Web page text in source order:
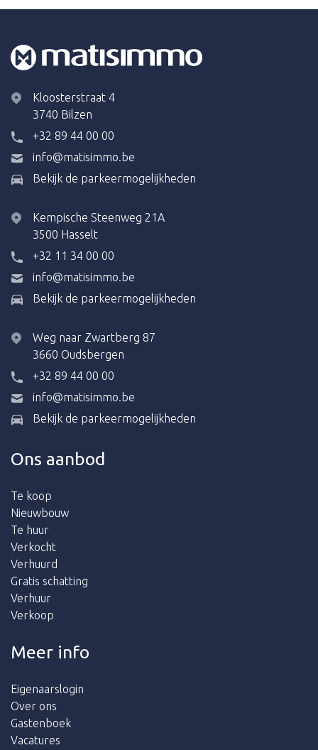
Kloosterstraat 4
3740 Bilzen
+32 89 44 00 00
info@matisimmo.be
Bekijk de parkeermogelijkheden
Kempische Steenweg 21A
3500 Hasselt
+32 11 34 00 00
info@matisimmo.be
Bekijk de parkeermogelijkheden
Weg naar Zwartberg 87
3660 Oudsbergen
+32 89 44 00 00
info@matisimmo.be
Bekijk de parkeermogelijkheden
Ons aanbod
Te koop
Nieuwbouw
Te huur
Verkocht
Verhuurd
Gratis schatting
Verhuur
Verkoop
Meer info
Eigenaarslogin
Over ons
Gastenboek
Vacatures